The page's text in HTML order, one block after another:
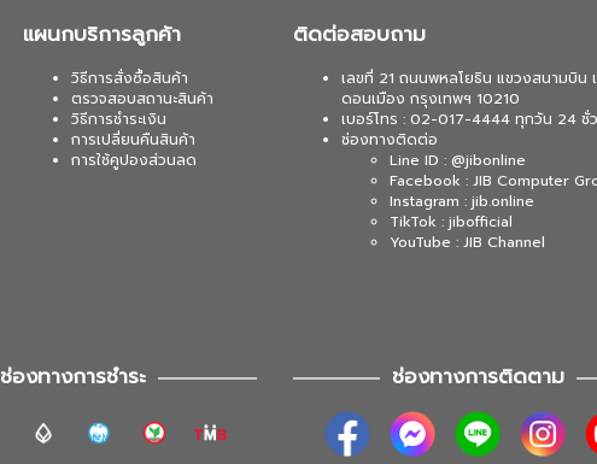
แผนกบริการลูกค้า
วิธีการสั่งซื้อสินค้า
ตรวจสอบสถานะสินค้า
วิธีการชำระเงิน
การเปลี่ยนคืนสินค้า
การใช้คูปองส่วนลด
ติดต่อสอบถาม
เลขที่ 21 ถนนพหลโยธิน แขวงสนามบิน
ดอนเมือง กรุงเทพฯ 10210
เบอร์โทร : 02-017-4444 ทุกวัน 24 ชั่
ช่องทางติดต่อ
Line ID : @jibonline
Facebook : JIB Computer
Instagram : jib.online
TikTok : jibofficial
YouTube : JIB Channel
ช่องทางการชำระ ช่องทางการติดตาม